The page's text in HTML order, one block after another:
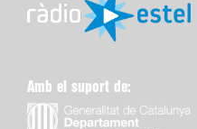
Amb el suport de: